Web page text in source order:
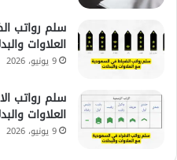
العلاوات
9 يونيو، 2026
العلاوات
9 يونيو، 2026